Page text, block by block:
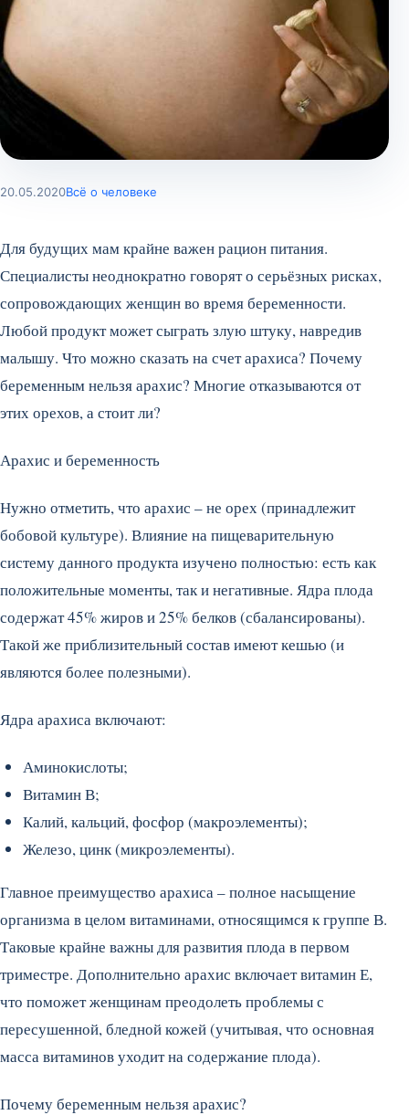
20.05.2020Всё о человеке
Для будущих мам крайне важен рацион питания.
Специалисты неоднократно говорят о серьёзных рисках,
сопровождающих женщин во время беременности.
Любой продукт может сыграть злую штуку, навредив
малышу. Что можно сказать на счет арахиса? Почему
беременным нельзя арахис? Многие отказываются от
этих орехов, а стоит ли?
Арахис и беременность
Нужно отметить, что арахис – не орех (принадлежит
бобовой культуре). Влияние на пищеварительную
систему данного продукта изучено полностью: есть как
положительные моменты, так и негативные. Ядра плода
содержат 45% жиров и 25% белков (сбалансированы).
Такой же приблизительный состав имеют кешью (и
являются более полезными).
Ядра арахиса включают:
Аминокислоты;
Витамин В;
Калий, кальций, фосфор (макроэлементы);
Железо, цинк (микроэлементы).
Главное преимущество арахиса – полное насыщение
организма в целом витаминами, относящимся к группе В.
Таковые крайне важны для развития плода в первом
триместре. Дополнительно арахис включает витамин Е,
что поможет женщинам преодолеть проблемы с
пересушенной, бледной кожей (учитывая, что основная
масса витаминов уходит на содержание плода).
Почему беременным нельзя арахис?